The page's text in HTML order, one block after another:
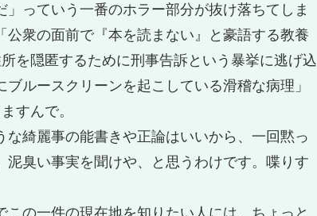
っていう一番のホラー部分が抜け落ちてしま
公衆の面前で『本を読まない』と豪語する教養
を隠匿するために刑事告訴という暴挙に逃げ込
ルースクリーンを起こしている滑稽な病理」
すんで。
な綺麗事の能書きや正論はいいから、一回黙っ
泥臭い事実を聞けや、と思うわけです。喋りす
の一件の現在地を知りたい人には、ちょっと